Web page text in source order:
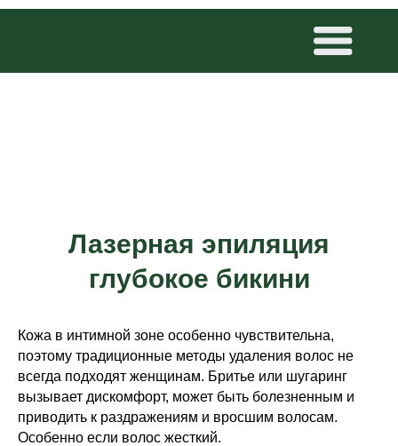
Лазерная эпиляция
глубокое бикини
Кожа в интимной зоне особенно чувствительна,
поэтому традиционные методы удаления волос не
всегда подходят женщинам. Бритье или шугаринг
вызывает дискомфорт, может быть болезненным и
приводить к раздражениям и вросшим волосам.
Особенно если волос жесткий.